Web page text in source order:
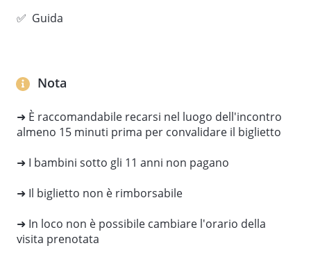
✅ Guida
Nota
➜ È raccomandabile recarsi nel luogo dell'incontro
almeno 15 minuti prima per convalidare il biglietto
➜ I bambini sotto gli 11 anni non pagano
➜ Il biglietto non è rimborsabile
➜ In loco non è possibile cambiare l'orario della
visita prenotata